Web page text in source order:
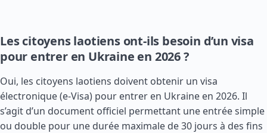
Les citoyens laotiens ont-ils besoin d’un visa
pour entrer en Ukraine en 2026 ?
Oui, les citoyens laotiens doivent obtenir un visa
électronique (e-Visa) pour entrer en Ukraine en 2026. Il
s’agit d’un document officiel permettant une entrée simple
ou double pour une durée maximale de 30 jours à des fins